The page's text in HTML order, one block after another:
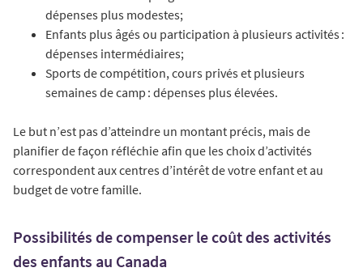
dépenses plus modestes;
Enfants plus âgés ou participation à plusieurs activités :
dépenses intermédiaires;
Sports de compétition, cours privés et plusieurs
semaines de camp : dépenses plus élevées.
Le but n’est pas d’atteindre un montant précis, mais de
planifier de façon réfléchie afin que les choix d’activités
correspondent aux centres d’intérêt de votre enfant et au
budget de votre famille.
Possibilités de compenser le coût des activités
des enfants au Canada